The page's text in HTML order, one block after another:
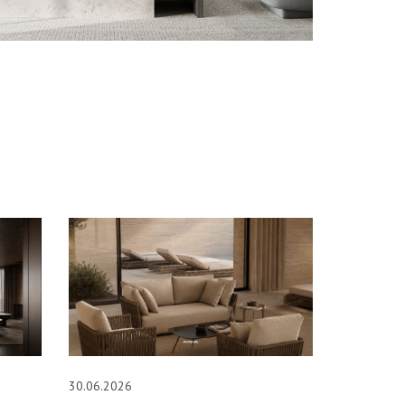
30.06.2026